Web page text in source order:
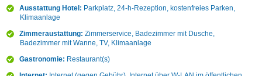
Ausstattung Hotel: Parkplatz, 24-h-Rezeption, kostenfreies Parken,
Klimaanlage
Zimmeraustattung: Zimmerservice, Badezimmer mit Dusche,
Badezimmer mit Wanne, TV, Klimaanlage
Gastronomie: Restaurant(s)